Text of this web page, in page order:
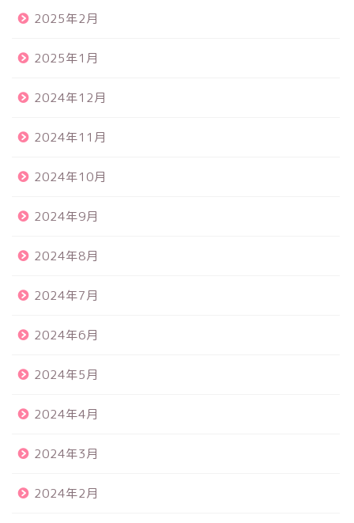
2025年2月
2025年1月
2024年12月
2024年11月
2024年10月
2024年9月
2024年8月
2024年7月
2024年6月
2024年5月
2024年4月
2024年3月
2024年2月